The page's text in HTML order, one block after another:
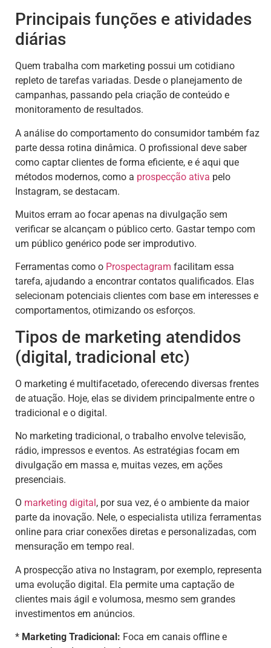
Principais funções e atividades
diárias
Quem trabalha com marketing possui um cotidiano
repleto de tarefas variadas. Desde o planejamento de
campanhas, passando pela criação de conteúdo e
monitoramento de resultados.
A análise do comportamento do consumidor também faz
parte dessa rotina dinâmica. O profissional deve saber
como captar clientes de forma eficiente, e é aqui que
métodos modernos, como a prospecção ativa pelo
Instagram, se destacam.
Muitos erram ao focar apenas na divulgação sem
verificar se alcançam o público certo. Gastar tempo com
um público genérico pode ser improdutivo.
Ferramentas como o Prospectagram facilitam essa
tarefa, ajudando a encontrar contatos qualificados. Elas
selecionam potenciais clientes com base em interesses e
comportamentos, otimizando os esforços.
Tipos de marketing atendidos
(digital, tradicional etc)
O marketing é multifacetado, oferecendo diversas frentes
de atuação. Hoje, elas se dividem principalmente entre o
tradicional e o digital.
No marketing tradicional, o trabalho envolve televisão,
rádio, impressos e eventos. As estratégias focam em
divulgação em massa e, muitas vezes, em ações
presenciais.
O marketing digital , por sua vez, é o ambiente da maior
parte da inovação. Nele, o especialista utiliza ferramentas
online para criar conexões diretas e personalizadas, com
mensuração em tempo real.
A prospecção ativa no Instagram, por exemplo, representa
uma evolução digital. Ela permite uma captação de
clientes mais ágil e volumosa, mesmo sem grandes
investimentos em anúncios.
* Marketing Tradicional: Foca em canais offline e